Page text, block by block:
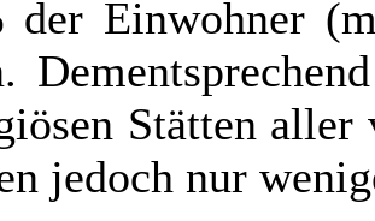
der Einwohner
Stätten aller
jedoch nur